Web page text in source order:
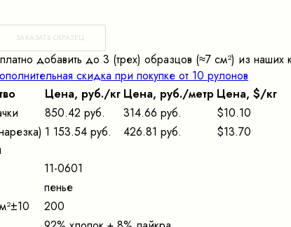
ЗАКАЗАТЬ ОБРАЗЕЦ
добавить до 3 (трех) образцов (≈7 cм²) из наших
скидка при покупке от 10 рулонов
Цена, pуб./кг Цена, pуб./метр Цена, $/кг
850.42 руб. 314.66 руб.
$10.10
1 153.54 руб. 426.81 руб.
$13.70
11-0601
пенье
200